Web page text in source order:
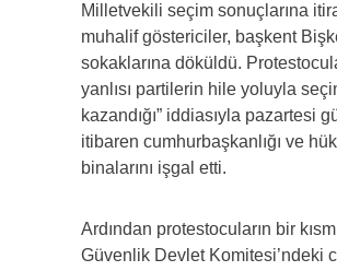
Milletvekili seçim sonuçlarına
muhalif göstericiler, başkent
sokaklarına döküldü.
yanlısı partilerin hile yoluyla
kazandığı” iddiasıyla pazartesi
itibaren cumhurbaşkanlığı ve
binalarını işgal etti.
Ardından protestocuların bir
Güvenlik Devlet Komitesi’ndeki